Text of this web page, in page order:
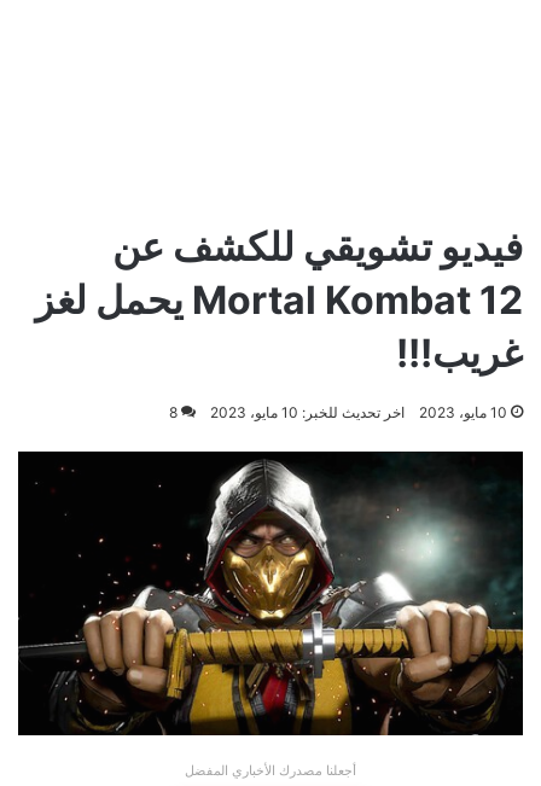
فيديو تشويقي للكشف عن
Mortal Kombat 12 يحمل لغز
غريب!!!
10 مايو، 2023 اخر تحديث للخبر: 10 مايو، 2023 8
أجعلنا مصدرك الأخباري المفضل